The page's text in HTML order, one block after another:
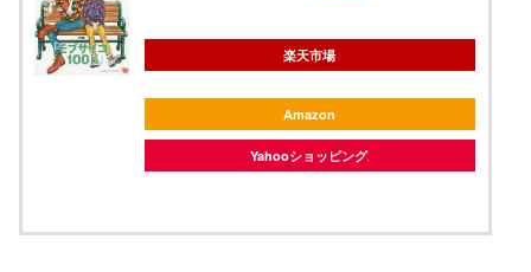
楽天市場
Amazon
Yahooショッピング